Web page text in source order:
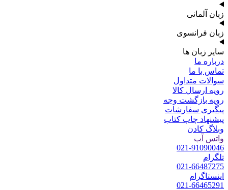
زبان آلمانی
زبان فرانسوی
سایر زبان ها
درباره ما
تماس با ما
سوالات متداول
رویه ارسال کالا
رویه بازگشت وجه
پیگیری سفارشات
پیشنهاد چاپ کتاب
وبلاگ کادن
واتس آپ
021-91090046
تلگرام
021-66487275
اینستاگرام
021-66465291